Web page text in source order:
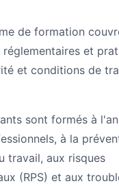
de formation
et
et conditions de
sont formés à
à la
travail, aux risques
(RPS) et aux